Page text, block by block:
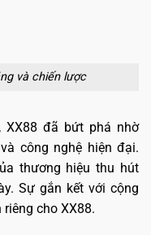
và chiến lược
XX88 đã bứt phá nhờ
công nghệ hiện đại.
thương hiệu thu hút
Sự gắn kết với cộng
cho XX88.